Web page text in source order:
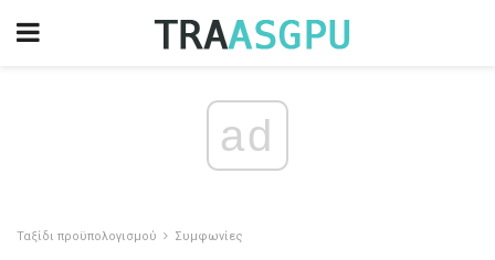
ad
Ταξίδι προϋπολογισμού Συμφωνίες